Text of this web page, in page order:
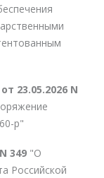
23.05.2026 N
р"
349 "О
Российской